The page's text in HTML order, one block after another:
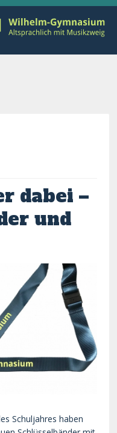
dabei –
und
Schuljahres haben